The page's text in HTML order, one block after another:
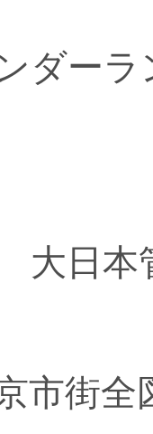
ダー
日本
市街全